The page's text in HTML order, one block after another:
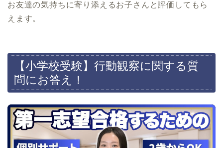
お友達の気持ちに寄り添えるお子さんと評価してもら
えます。
【小学校受験】行動観察に関する質
問にお答え！